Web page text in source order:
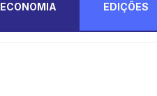
ECONOMIA EDIÇÕES